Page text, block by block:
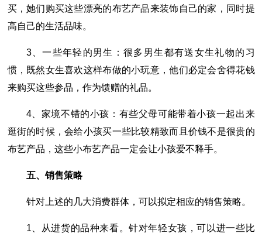
买，她们购买这些漂亮的布艺产品来装饰自己的家，同时提
高自己的生活品味。
3、一些年轻的男生：很多男生都有送女生礼物的习
惯，既然女生喜欢这样布做的小玩意，他们必定会舍得花钱
来购买这些参品，作为馈赠的礼品。
4、家境不错的小孩：有些父母可能带着小孩一起出来
逛街的时候，会给小孩买一些比较精致而且价钱不是很贵的
布艺产品，这些小布艺产品一定会让小孩爱不释手。
五、销售策略
针对上述的几大消费群体，可以拟定相应的销售策略。
1、从进货的品种来看。针对年轻女孩，可以进一些比